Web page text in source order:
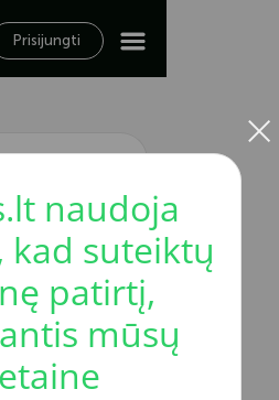
Prisijungti
×
naudoja
kad suteiktų
patirtį,
mūsų